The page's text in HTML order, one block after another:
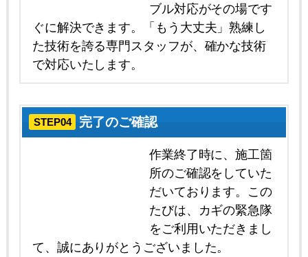
ブル対応がその場です
ぐに解決できます。「もう大丈夫」熟練し
た技術を誇る専門スタッフが、確かな技術
で対応いたします。
STEP04 完了のご確認
作業終了時に、施工箇
所のご確認をしていた
だいております。この
たびは、カギの緊急隊
をご利用いただきまし
て、誠にありがとうございました。